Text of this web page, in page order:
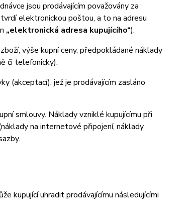
jsou prodávajícím považovány za
elektronickou poštou, a to na adresu
„elektronická adresa kupujícího“).
výše kupní ceny, předpokládané náklady
či telefonicky).
(akceptací), jež je prodávajícím zasláno
smlouvy. Náklady vzniklé kupujícímu při
na internetové připojení, náklady
kupující uhradit prodávajícímu následujícími